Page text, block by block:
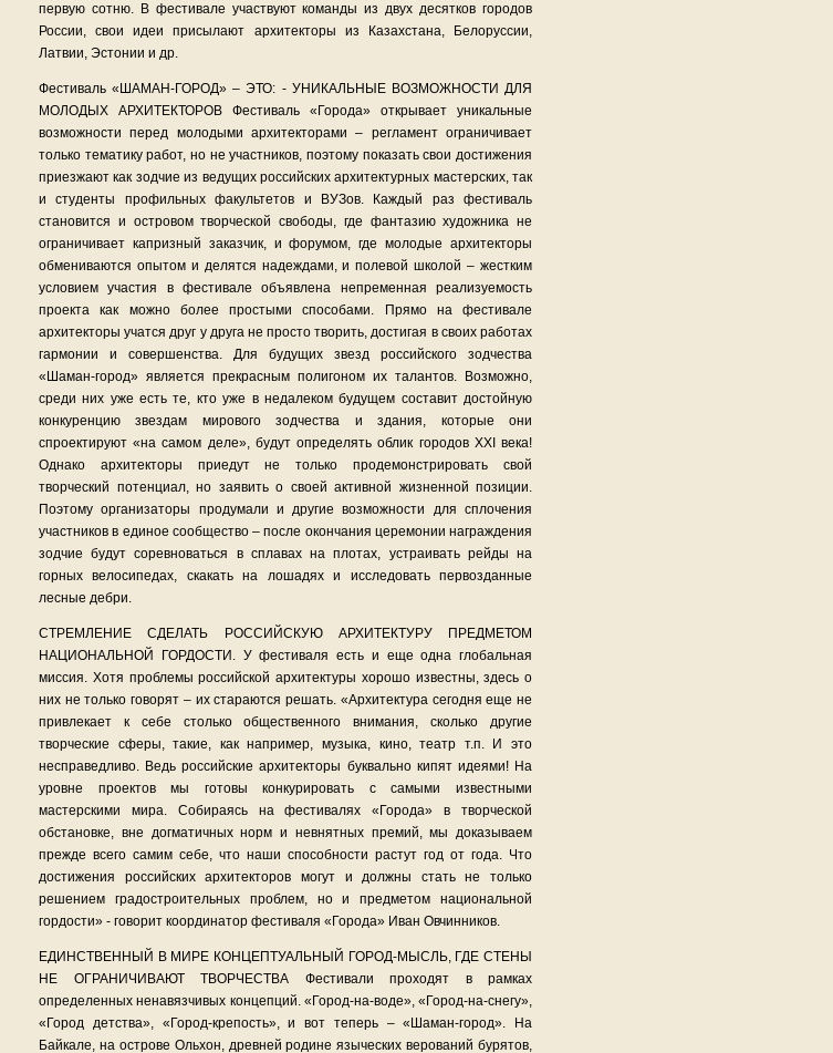
первую сотню. В фестивале участвуют команды из двух десятков городов
России, свои идеи присылают архитекторы из Казахстана, Белоруссии,
Латвии, Эстонии и др.
Фестиваль «ШАМАН-ГОРОД» – ЭТО: - УНИКАЛЬНЫЕ ВОЗМОЖНОСТИ ДЛЯ
МОЛОДЫХ АРХИТЕКТОРОВ Фестиваль «Города» открывает уникальные
возможности перед молодыми архитекторами – регламент ограничивает
только тематику работ, но не участников, поэтому показать свои достижения
приезжают как зодчие из ведущих российских архитектурных мастерских, так
и студенты профильных факультетов и ВУЗов. Каждый раз фестиваль
становится и островом творческой свободы, где фантазию художника не
ограничивает капризный заказчик, и форумом, где молодые архитекторы
обмениваются опытом и делятся надеждами, и полевой школой – жестким
условием участия в фестивале объявлена непременная реализуемость
проекта как можно более простыми способами. Прямо на фестивале
архитекторы учатся друг у друга не просто творить, достигая в своих работах
гармонии и совершенства. Для будущих звезд российского зодчества
«Шаман-город» является прекрасным полигоном их талантов. Возможно,
среди них уже есть те, кто уже в недалеком будущем составит достойную
конкуренцию звездам мирового зодчества и здания, которые они
спроектируют «на самом деле», будут определять облик городов XXI века!
Однако архитекторы приедут не только продемонстрировать свой
творческий потенциал, но заявить о своей активной жизненной позиции.
Поэтому организаторы продумали и другие возможности для сплочения
участников в единое сообщество – после окончания церемонии награждения
зодчие будут соревноваться в сплавах на плотах, устраивать рейды на
горных велосипедах, скакать на лошадях и исследовать первозданные
лесные дебри.
СТРЕМЛЕНИЕ СДЕЛАТЬ РОССИЙСКУЮ АРХИТЕКТУРУ ПРЕДМЕТОМ
НАЦИОНАЛЬНОЙ ГОРДОСТИ. У фестиваля есть и еще одна глобальная
миссия. Хотя проблемы российской архитектуры хорошо известны, здесь о
них не только говорят – их стараются решать. «Архитектура сегодня еще не
привлекает к себе столько общественного внимания, сколько другие
творческие сферы, такие, как например, музыка, кино, театр т.п. И это
несправедливо. Ведь российские архитекторы буквально кипят идеями! На
уровне проектов мы готовы конкурировать с самыми известными
мастерскими мира. Собираясь на фестивалях «Города» в творческой
обстановке, вне догматичных норм и невнятных премий, мы доказываем
прежде всего самим себе, что наши способности растут год от года. Что
достижения российских архитекторов могут и должны стать не только
решением градостроительных проблем, но и предметом национальной
гордости» - говорит координатор фестиваля «Города» Иван Овчинников.
ЕДИНСТВЕННЫЙ В МИРЕ КОНЦЕПТУАЛЬНЫЙ ГОРОД-МЫСЛЬ, ГДЕ СТЕНЫ
НЕ ОГРАНИЧИВАЮТ ТВОРЧЕСТВА Фестивали проходят в рамках
определенных ненавязчивых концепций. «Город-на-воде», «Город-на-снегу»,
«Город детства», «Город-крепость», и вот теперь – «Шаман-город». На
Байкале, на острове Ольхон, древней родине языческих верований бурятов,